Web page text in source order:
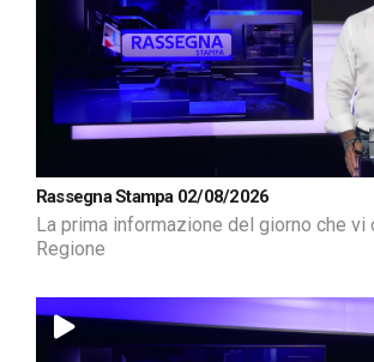
Rassegna Stampa 02/08/2026
La prima informazione del giorno che vi
Regione